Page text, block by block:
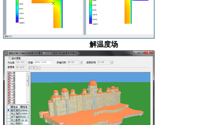
解温度场